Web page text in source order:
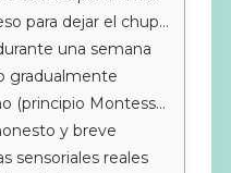
para dejar el chupete
una semana
gradualmente
Montessori)
y breve
sensoriales reales